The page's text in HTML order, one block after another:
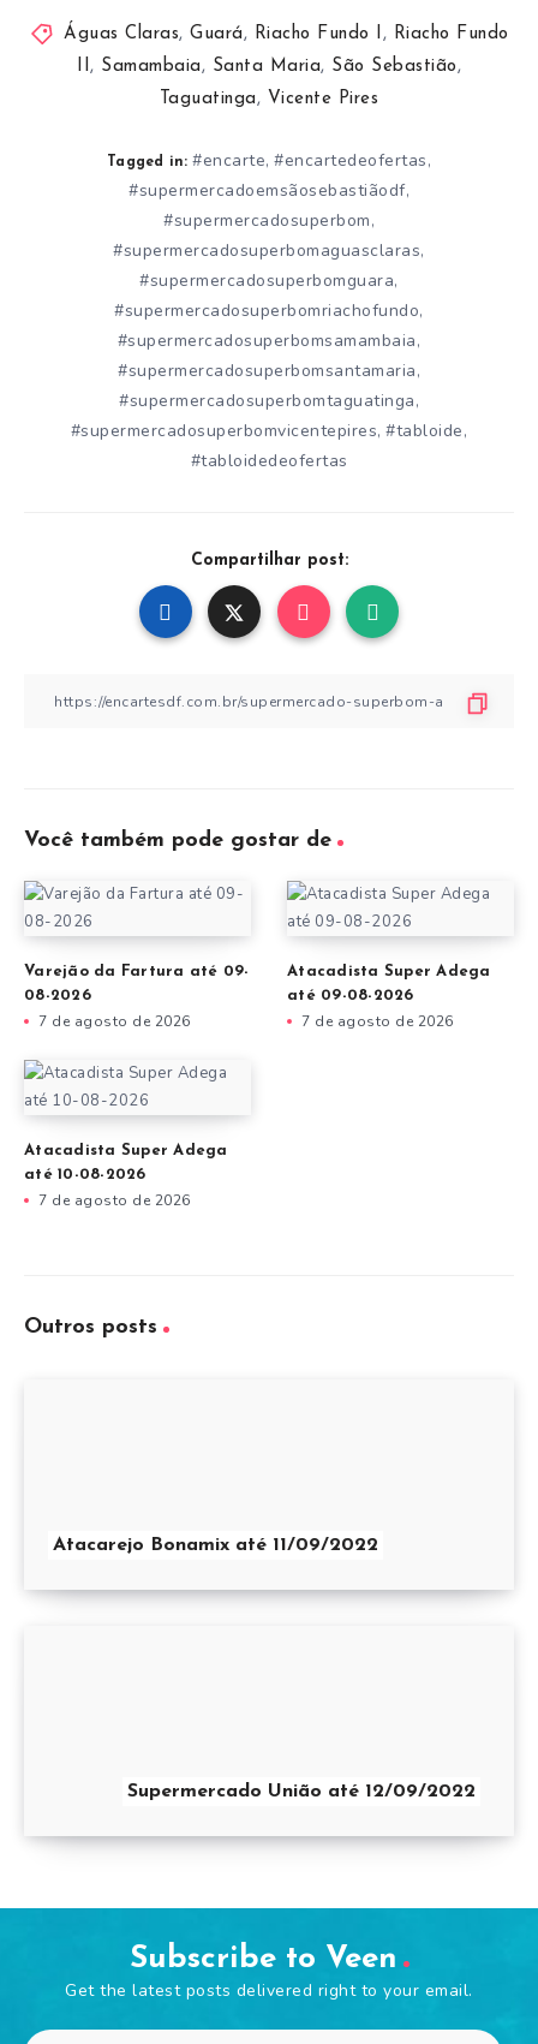
Águas Claras, Guará, Riacho Fundo I, Riacho Fundo
II, Samambaia, Santa Maria, São Sebastião,
Taguatinga, Vicente Pires
Tagged in: #encarte, #encartedeofertas,
#supermercadoemsãosebastiãodf,
#supermercadosuperbom,
#supermercadosuperbomaguasclaras,
#supermercadosuperbomguara,
#supermercadosuperbomriachofundo,
#supermercadosuperbomsamambaia,
#supermercadosuperbomsantamaria,
#supermercadosuperbomtaguatinga,
#supermercadosuperbomvicentepires,#tabloide,
#tabloidedeofertas
Compartilhar post:
Você também pode gostar de
Varejão da Fartura até 09-
08-2026
7 de agosto de 2026
Atacadista Super Adega
até 09-08-2026
7 de agosto de 2026
Atacadista Super Adega
até 10-08-2026
7 de agosto de 2026
Outros posts
Atacarejo Bonamix até 11/09/2022
Supermercado União até 12/09/2022
Subscribe to Veen
Get the latest posts delivered right to your email.